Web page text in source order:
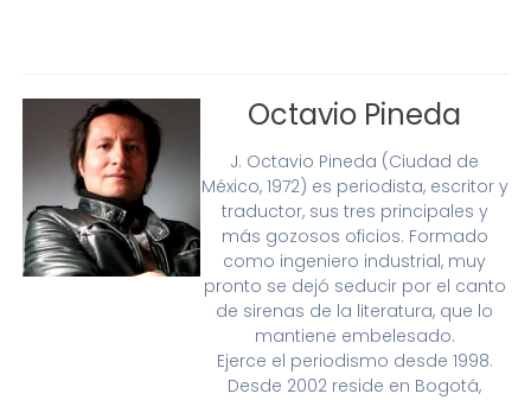
Octavio Pineda
J. Octavio Pineda (Ciudad de
México, 1972) es periodista, escritor y
traductor, sus tres principales y
más gozosos oficios. Formado
como ingeniero industrial, muy
pronto se dejó seducir por el canto
de sirenas de la literatura, que lo
mantiene embelesado.
Ejerce el periodismo desde 1998.
Desde 2002 reside en Bogotá,